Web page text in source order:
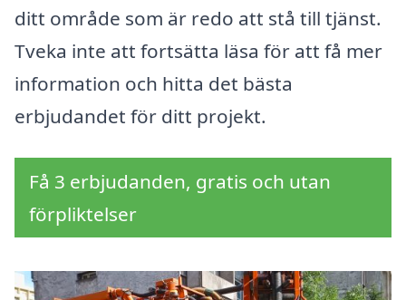
ditt område som är redo att stå till tjänst.
Tveka inte att fortsätta läsa för att få mer
information och hitta det bästa
erbjudandet för ditt projekt.
Få 3 erbjudanden, gratis och utan
förpliktelser